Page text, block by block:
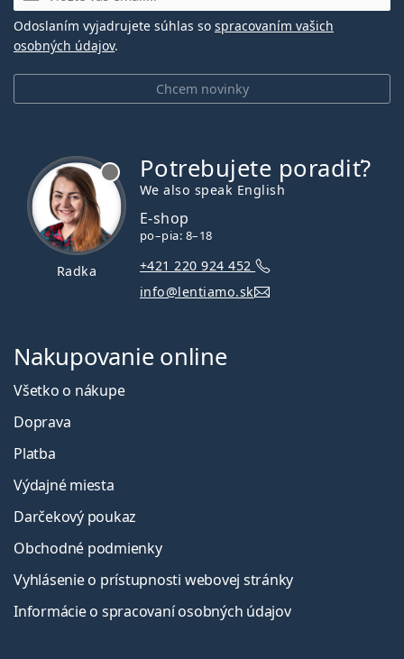
Chcem novinky
Odoslaním vyjadrujete súhlas so spracovaním vašich
osobných údajov.
Radka
Potrebujete poradiť?
We also speak English
E-shop
po–pia: 8–18
+421 220 924 452
info@lentiamo.sk
Nakupovanie online
Všetko o nákupe
Doprava
Platba
Výdajné miesta
Darčekový poukaz
Obchodné podmienky
Vyhlásenie o prístupnosti webovej stránky
Informácie o spracovaní osobných údajov